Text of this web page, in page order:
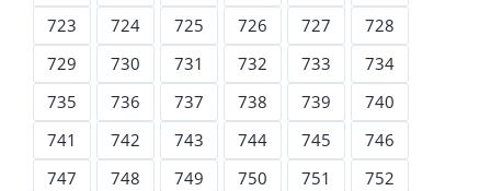
723
724 725 726 727
728
729
730 731 732 733
734
735
736 737 738 739
740
741
742 743 744 745
746
747
748 749 750 751
752